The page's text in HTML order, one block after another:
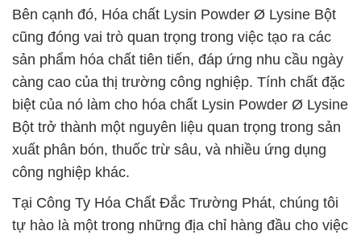
Bên cạnh đó, Hóa chất Lysin Powder Ø Lysine Bột
cũng đóng vai trò quan trọng trong việc tạo ra các
sản phẩm hóa chất tiên tiến, đáp ứng nhu cầu ngày
càng cao của thị trường công nghiệp. Tính chất đặc
biệt của nó làm cho hóa chất Lysin Powder Ø Lysine
Bột trở thành một nguyên liệu quan trọng trong sản
xuất phân bón, thuốc trừ sâu, và nhiều ứng dụng
công nghiệp khác.
Tại Công Ty Hóa Chất Đắc Trường Phát, chúng tôi
tự hào là một trong những địa chỉ hàng đầu cho việc